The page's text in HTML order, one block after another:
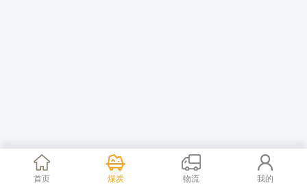
首页 煤炭 物流 我的